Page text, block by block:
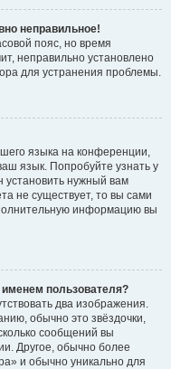
неправильное!
пояс, но время
неправильно установлено
для устранения проблемы.
языка на конференции,
язык. Попробуйте узнать у
нужный вам
не существует, то вы сами
информацию вы
пользователя?
два изображения.
обычно это звёздочки,
сообщений вы
Другое, обычно более
и обычно уникально для